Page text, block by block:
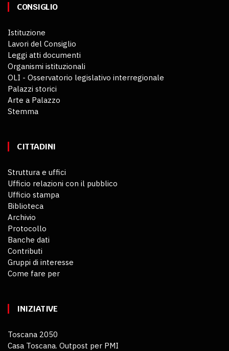
CONSIGLIO
Istituzione
Lavori del Consiglio
Leggi atti documenti
Organismi istituzionali
OLI - Osservatorio legislativo interregionale
Palazzi storici
Arte a Palazzo
Stemma
CITTADINI
Struttura e uffici
Ufficio relazioni con il pubblico
Ufficio stampa
Biblioteca
Archivio
Protocollo
Banche dati
Contributi
Gruppi di interesse
Come fare per
INIZIATIVE
Toscana 2050
Casa Toscana. Outpost per PMI